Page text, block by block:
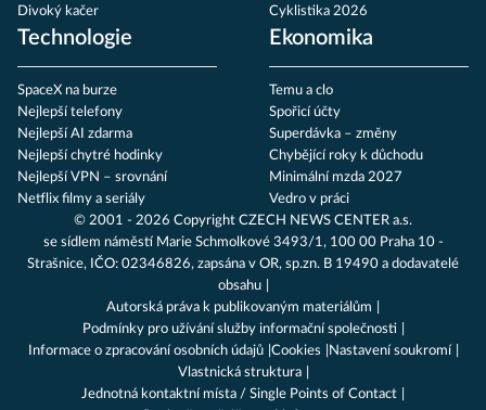
Divoký kačer
Cyklistika 2026
Technologie
SpaceX na burze
Nejlepší telefony
Nejlepší AI zdarma
Nejlepší chytré hodinky
Nejlepší VPN – srovnání
Netflix filmy a seriály
Ekonomika
Temu a clo
Spořicí účty
Superdávka – změny
Chybějící roky k důchodu
Minimální mzda 2027
Vedro v práci
© 2001 - 2026 Copyright CZECH NEWS CENTER a.s.
se sídlem náměstí Marie Schmolkové 3493/1, 100 00 Praha 10 -
Strašnice, IČO: 02346826, zapsána v OR, sp.zn. B 19490 a dodavatelé
obsahu
Autorská práva k publikovaným materiálům
Podmínky pro užívání služby informační společnosti
Informace o zpracování osobních údajů Cookies
Nastavení soukromí
Vlastnická struktura
Jednotná kontaktní místa / Single Points of Contact